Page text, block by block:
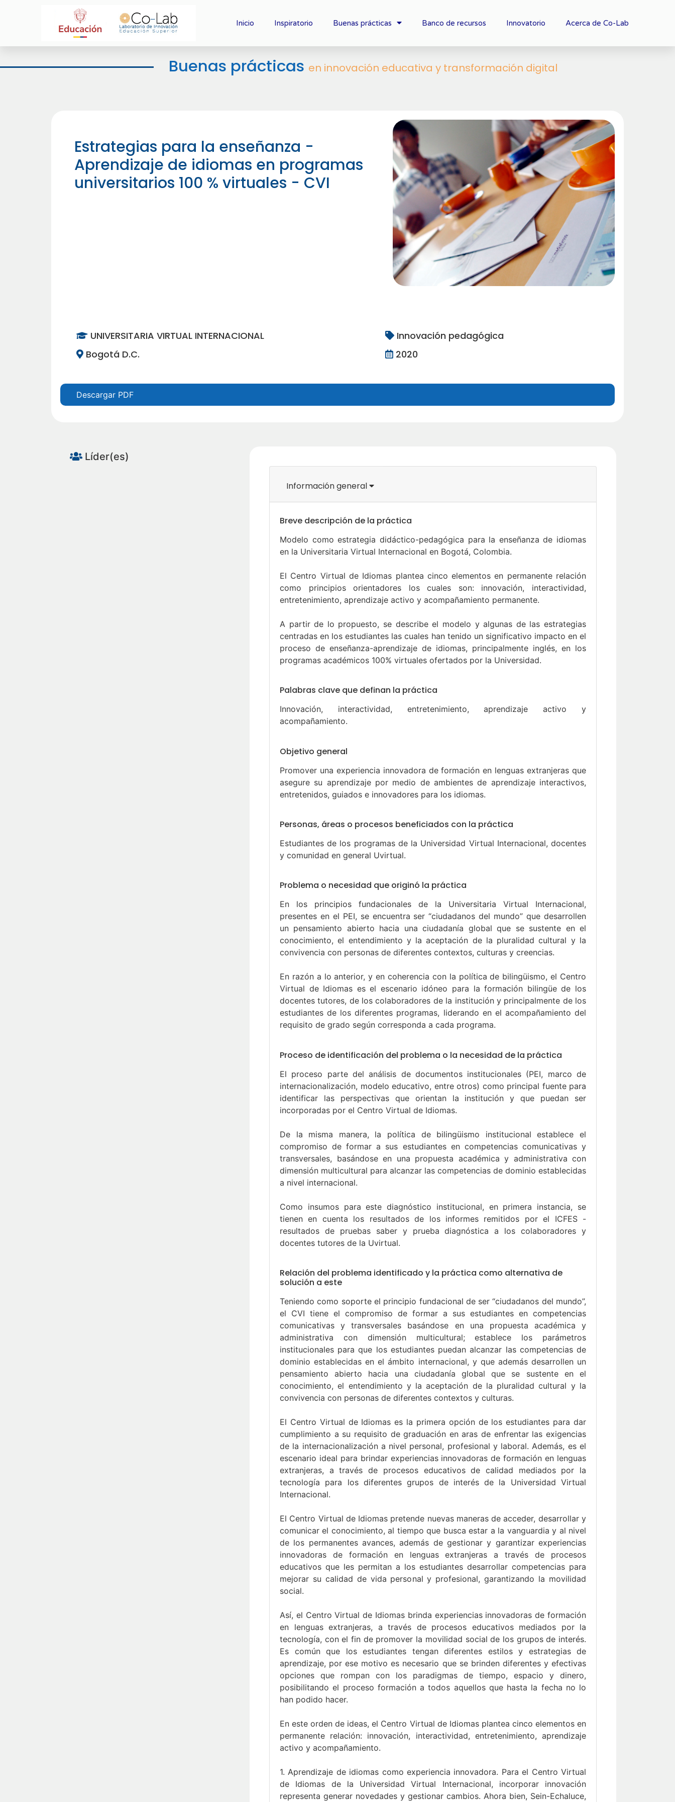
Inicio Inspiratorio Buenas prácticas Banco de recursos Innovatorio Acerca de Co-Lab
Buenas prácticas en innovación educativa y transformación digital
Estrategias para la enseñanza -
Aprendizaje de idiomas en programas
universitarios 100 % virtuales - CVI
UNIVERSITARIA VIRTUAL INTERNACIONAL
Bogotá D.C.
Innovación pedagógica
2020
Descargar PDF
Líder(es)
Información general
Breve descripción de la práctica
Modelo como estrategia didáctico-pedagógica para la enseñanza de idiomas
en la Universitaria Virtual Internacional en Bogotá, Colombia.
El Centro Virtual de Idiomas plantea cinco elementos en permanente relación
como principios orientadores los cuales son: innovación, interactividad,
entretenimiento, aprendizaje activo y acompañamiento permanente.
A partir de lo propuesto, se describe el modelo y algunas de las estrategias
centradas en los estudiantes las cuales han tenido un significativo impacto en el
proceso de enseñanza-aprendizaje de idiomas, principalmente inglés, en los
programas académicos 100% virtuales ofertados por la Universidad.
Palabras clave que definan la práctica
Innovación, interactividad, entretenimiento, aprendizaje activo y
acompañamiento.
Objetivo general
Promover una experiencia innovadora de formación en lenguas extranjeras que
asegure su aprendizaje por medio de ambientes de aprendizaje interactivos,
entretenidos, guiados e innovadores para los idiomas.
Personas, áreas o procesos beneficiados con la práctica
Estudiantes de los programas de la Universidad Virtual Internacional, docentes
y comunidad en general Uvirtual.
Problema o necesidad que originó la práctica
En los principios fundacionales de la Universitaria Virtual Internacional,
presentes en el PEI, se encuentra ser “ciudadanos del mundo” que desarrollen
un pensamiento abierto hacia una ciudadanía global que se sustente en el
conocimiento, el entendimiento y la aceptación de la pluralidad cultural y la
convivencia con personas de diferentes contextos, culturas y creencias.
En razón a lo anterior, y en coherencia con la política de bilingüismo, el Centro
Virtual de Idiomas es el escenario idóneo para la formación bilingüe de los
docentes tutores, de los colaboradores de la institución y principalmente de los
estudiantes de los diferentes programas, liderando en el acompañamiento del
requisito de grado según corresponda a cada programa.
Proceso de identificación del problema o la necesidad de la práctica
El proceso parte del análisis de documentos institucionales (PEI, marco de
internacionalización, modelo educativo, entre otros) como principal fuente para
identificar las perspectivas que orientan la institución y que puedan ser
incorporadas por el Centro Virtual de Idiomas.
De la misma manera, la política de bilingüismo institucional establece el
compromiso de formar a sus estudiantes en competencias comunicativas y
transversales, basándose en una propuesta académica y administrativa con
dimensión multicultural para alcanzar las competencias de dominio establecidas
a nivel internacional.
Como insumos para este diagnóstico institucional, en primera instancia, se
tienen en cuenta los resultados de los informes remitidos por el ICFES -
resultados de pruebas saber y prueba diagnóstica a los colaboradores y
docentes tutores de la Uvirtual.
Relación del problema identificado y la práctica como alternativa de
solución a este
Teniendo como soporte el principio fundacional de ser “ciudadanos del mundo”,
el CVI tiene el compromiso de formar a sus estudiantes en competencias
comunicativas y transversales basándose en una propuesta académica y
administrativa con dimensión multicultural; establece los parámetros
institucionales para que los estudiantes puedan alcanzar las competencias de
dominio establecidas en el ámbito internacional, y que además desarrollen un
pensamiento abierto hacia una ciudadanía global que se sustente en el
conocimiento, el entendimiento y la aceptación de la pluralidad cultural y la
convivencia con personas de diferentes contextos y culturas.
El Centro Virtual de Idiomas es la primera opción de los estudiantes para dar
cumplimiento a su requisito de graduación en aras de enfrentar las exigencias
de la internacionalización a nivel personal, profesional y laboral. Además, es el
escenario ideal para brindar experiencias innovadoras de formación en lenguas
extranjeras, a través de procesos educativos de calidad mediados por la
tecnología para los diferentes grupos de interés de la Universidad Virtual
Internacional.
El Centro Virtual de Idiomas pretende nuevas maneras de acceder, desarrollar y
comunicar el conocimiento, al tiempo que busca estar a la vanguardia y al nivel
de los permanentes avances, además de gestionar y garantizar experiencias
innovadoras de formación en lenguas extranjeras a través de procesos
educativos que les permitan a los estudiantes desarrollar competencias para
mejorar su calidad de vida personal y profesional, garantizando la movilidad
social.
Así, el Centro Virtual de Idiomas brinda experiencias innovadoras de formación
en lenguas extranjeras, a través de procesos educativos mediados por la
tecnología, con el fin de promover la movilidad social de los grupos de interés.
Es común que los estudiantes tengan diferentes estilos y estrategias de
aprendizaje, por ese motivo es necesario que se brinden diferentes y efectivas
opciones que rompan con los paradigmas de tiempo, espacio y dinero,
posibilitando el proceso formación a todos aquellos que hasta la fecha no lo
han podido hacer.
En este orden de ideas, el Centro Virtual de Idiomas plantea cinco elementos en
permanente relación: innovación, interactividad, entretenimiento, aprendizaje
activo y acompañamiento.
1. Aprendizaje de idiomas como experiencia innovadora. Para el Centro Virtual
de Idiomas de la Universidad Virtual Internacional, incorporar innovación
representa generar novedades y gestionar cambios. Ahora bien, Sein-Echaluce,